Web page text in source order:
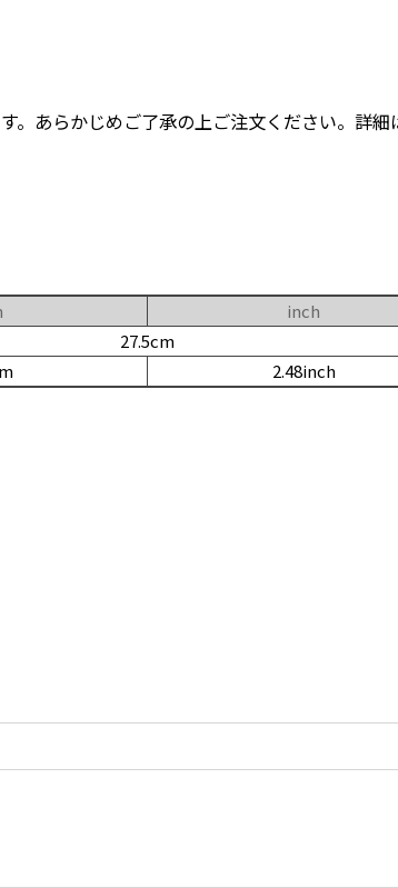
。あらかじめご了承の上ご注文ください。詳細
inch
27.5cm
2.48inch